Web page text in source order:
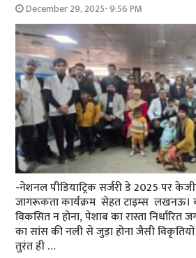
December 29, 2025- 9:56 PM
-नेशनल पीडियाट्रिक सर्जरी डे 2025 पर
जागरूकता कार्यक्रम सेहत टाइम्स लखनऊ।
विकसित न होना, पेशाब का रास्ता
का सांस की नली से जुड़ा होना जैसी
तुरंत ही …